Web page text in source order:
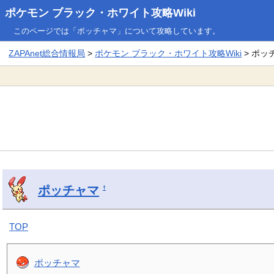
ポケモン ブラック・ホワイト攻略Wiki
このページでは「ポッチャマ」について攻略しています。
ZAPAnet総合情報局 >ポケモン ブラック・ホワイト攻略Wiki > ポッ
ポッチャマ †
TOP
ポッチャマ